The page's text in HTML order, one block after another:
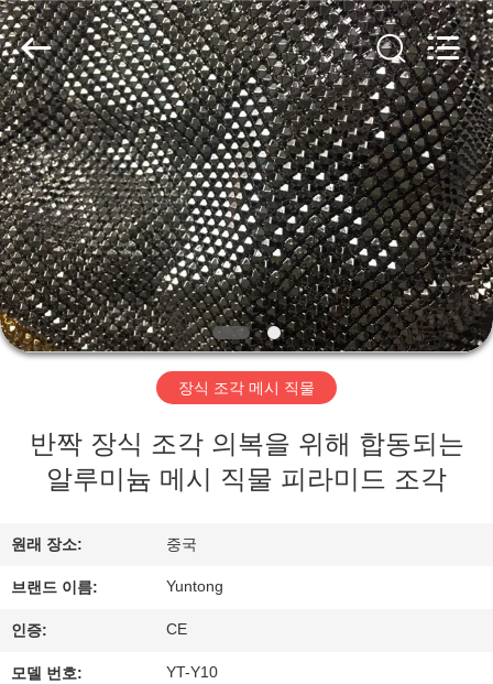
집
제
품
우
리
여
공
장
©
2017
-
2026
Anping
Yuntong
Metal
Wire
Mesh
Co.,Ltd.
All
Rights
Reserved.
장식 조각 메시 직물
반짝 장식 조각 의복을 위해 합동되는
알루미늄 메시 직물 피라미드 조각
원래 장소: 중국
브랜드 이름: Yuntong
인증: CE
모델 번호: YT-Y10